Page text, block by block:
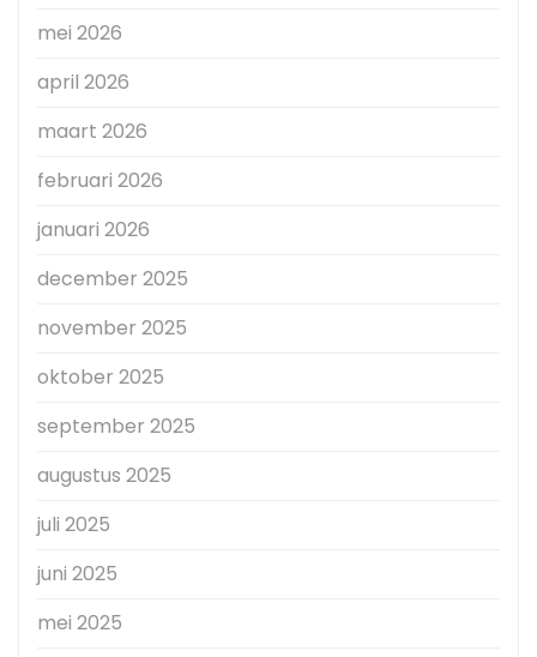
mei 2026
april 2026
maart 2026
februari 2026
januari 2026
december 2025
november 2025
oktober 2025
september 2025
augustus 2025
juli 2025
juni 2025
mei 2025